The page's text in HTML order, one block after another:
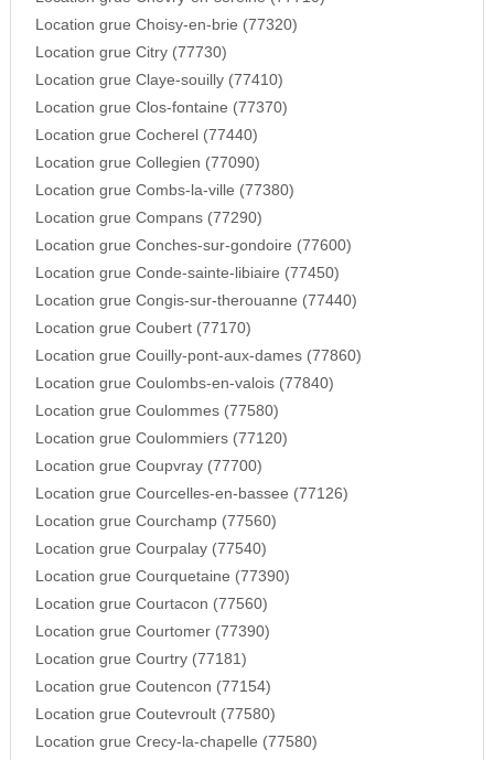
Location grue Choisy-en-brie (77320)
Location grue Citry (77730)
Location grue Claye-souilly (77410)
Location grue Clos-fontaine (77370)
Location grue Cocherel (77440)
Location grue Collegien (77090)
Location grue Combs-la-ville (77380)
Location grue Compans (77290)
Location grue Conches-sur-gondoire (77600)
Location grue Conde-sainte-libiaire (77450)
Location grue Congis-sur-therouanne (77440)
Location grue Coubert (77170)
Location grue Couilly-pont-aux-dames (77860)
Location grue Coulombs-en-valois (77840)
Location grue Coulommes (77580)
Location grue Coulommiers (77120)
Location grue Coupvray (77700)
Location grue Courcelles-en-bassee (77126)
Location grue Courchamp (77560)
Location grue Courpalay (77540)
Location grue Courquetaine (77390)
Location grue Courtacon (77560)
Location grue Courtomer (77390)
Location grue Courtry (77181)
Location grue Coutencon (77154)
Location grue Coutevroult (77580)
Location grue Crecy-la-chapelle (77580)